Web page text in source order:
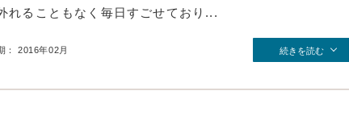
れることもなく毎日すごせており...
： 2016年02月 続きを読む